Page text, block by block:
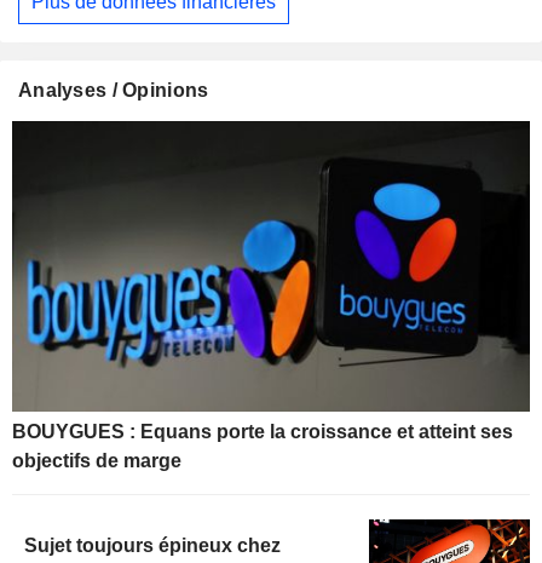
Analyses / Opinions
BOUYGUES : Equans porte la croissance et atteint ses
objectifs de marge
Sujet toujours épineux chez